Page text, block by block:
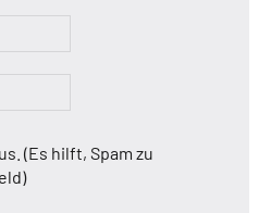
(Es hilft, Spam zu